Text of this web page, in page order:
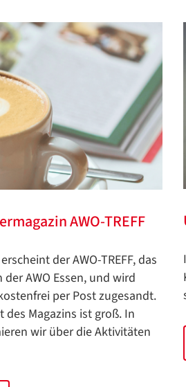
AWO-TREFF
der AWO-TREFF, das
AWO Essen, und wird
per Post zugesandt.
des Magazins ist groß. In
wir über die Aktivitäten